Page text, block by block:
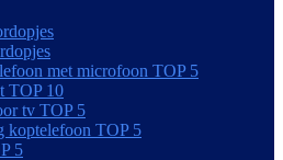
met microfoon TOP 5
TOP 10
tv TOP 5
koptelefoon TOP 5
5